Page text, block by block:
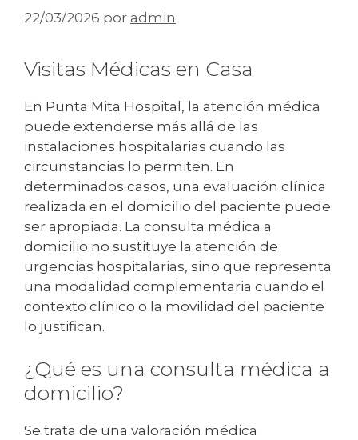
22/03/2026 por admin
Visitas Médicas en Casa
En Punta Mita Hospital, la atención médica
puede extenderse más allá de las
instalaciones hospitalarias cuando las
circunstancias lo permiten. En
determinados casos, una evaluación clínica
realizada en el domicilio del paciente puede
ser apropiada. La consulta médica a
domicilio no sustituye la atención de
urgencias hospitalarias, sino que representa
una modalidad complementaria cuando el
contexto clínico o la movilidad del paciente
lo justifican.
¿Qué es una consulta médica a
domicilio?
Se trata de una valoración médica